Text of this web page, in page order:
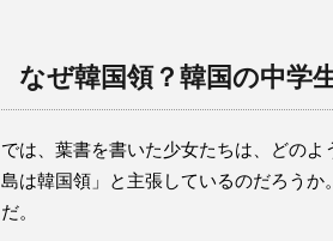
なぜ韓国領？韓国の中学
では、葉書を書いた少女たちは、どの
島は韓国領」と主張しているのだろう
だ。